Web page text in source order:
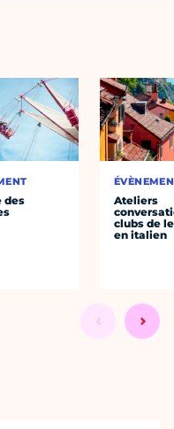
des
Ateliers
clubs de
en italien